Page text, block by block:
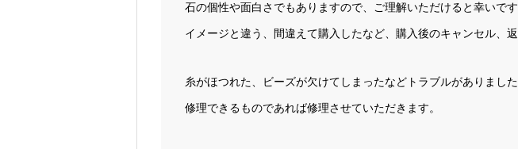
石の個性や面白さでもありますので、ご理解いただけると幸いです
イメージと違う、間違えて購入したなど、購入後のキャンセル、
糸がほつれた、ビーズが欠けてしまったなどトラブルがありまし
修理できるものであれば修理させていただきます。